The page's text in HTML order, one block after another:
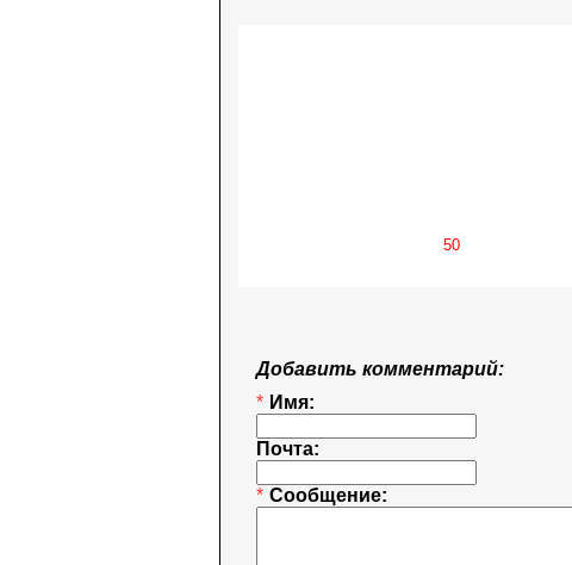
Добавить комментарий:
* Имя:
Почта:
* Сообщение: